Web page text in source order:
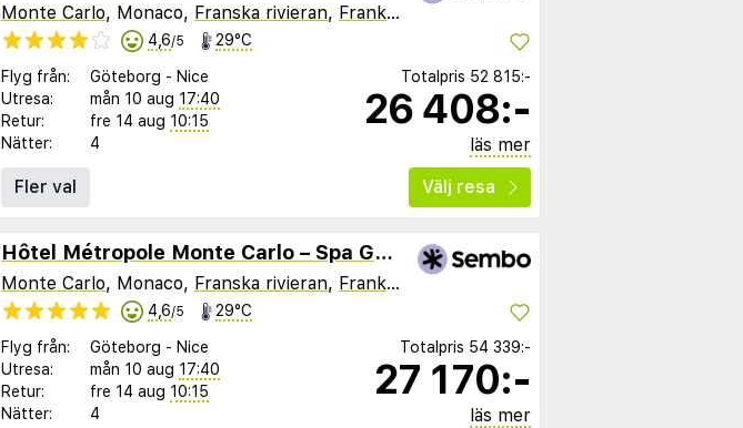
Monte Carlo, Monaco, Franska rivieran, Frankrike
4,6/5 29°C
Flyg från: Göteborg - Nice
Utresa:
mån 10 aug 17:40
Retur:
fre 14 aug 10:15
Nätter:
4
Totalpris 52 815:-
26 408:-
läs mer
Fler val
Välj resa
Hôtel Métropole Monte Carlo – Spa Guerlain
Monte Carlo, Monaco, Franska rivieran, Frankrike
4,6/5 29°C
Flyg från: Göteborg - Nice
Utresa:
mån 10 aug 17:40
Retur:
fre 14 aug 10:15
Nätter:
4
Totalpris 54 339:-
27 170:-
läs mer